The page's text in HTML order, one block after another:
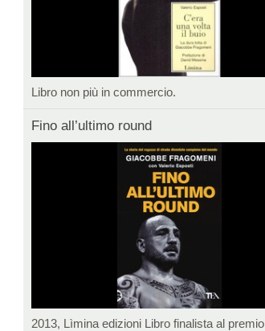
Libro non più in commercio.
Fino all’ultimo round
2013, Lìmina edizioni Libro finalista al premio